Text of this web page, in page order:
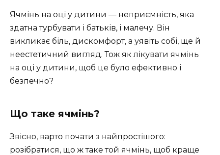
Ячмінь на оці у дитини — неприємність, яка
здатна турбувати і батьків, і малечу. Він
викликає біль, дискомфорт, а уявіть собі, ще й
неестетичний вигляд. Тож як лікувати ячмінь
на оці у дитини, щоб це було ефективно і
безпечно?
Що таке ячмінь?
Звісно, варто почати з найпростішого:
розібратися, що ж таке той ячмінь, щоб краще